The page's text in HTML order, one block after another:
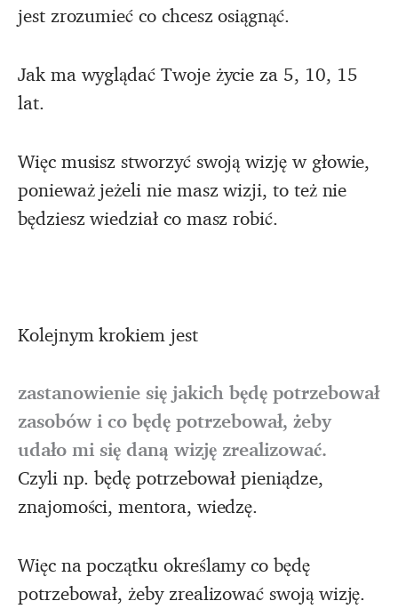
jest zrozumieć co chcesz osiągnąć.
Jak ma wyglądać Twoje życie za 5, 10, 15
lat.
Więc musisz stworzyć swoją wizję w głowie,
ponieważ jeżeli nie masz wizji, to też nie
będziesz wiedział co masz robić.
Kolejnym krokiem jest
zastanowienie się jakich będę potrzebował
zasobów i co będę potrzebował, żeby
udało mi się daną wizję zrealizować.
Czyli np. będę potrzebował pieniądze,
znajomości, mentora, wiedzę.
Więc na początku określamy co będę
potrzebował, żeby zrealizować swoją wizję.